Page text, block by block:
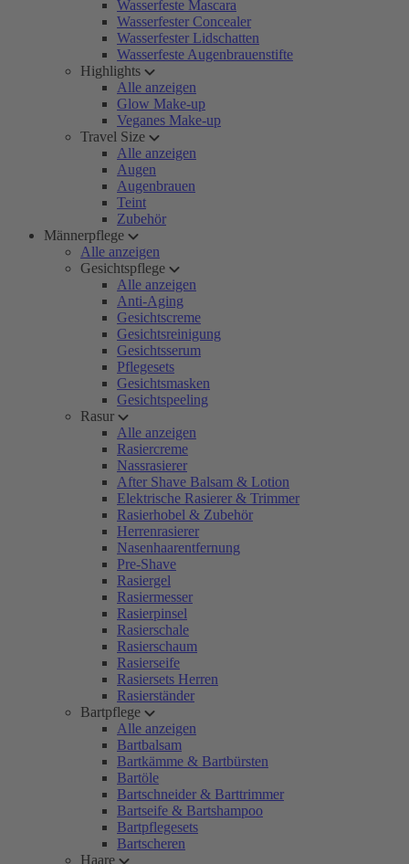
Wasserfeste Mascara
Wasserfester Concealer
Wasserfester Lidschatten
Wasserfeste Augenbrauenstifte
Highlights
Alle anzeigen
Glow Make-up
Veganes Make-up
Travel Size
Alle anzeigen
Augen
Augenbrauen
Teint
Zubehör
Männerpflege
Alle anzeigen
Gesichtspflege
Alle anzeigen
Anti-Aging
Gesichtscreme
Gesichtsreinigung
Gesichtsserum
Pflegesets
Gesichtsmasken
Gesichtspeeling
Rasur
Alle anzeigen
Rasiercreme
Nassrasierer
After Shave Balsam & Lotion
Elektrische Rasierer & Trimmer
Rasierhobel & Zubehör
Herrenrasierer
Nasenhaarentfernung
Pre-Shave
Rasiergel
Rasiermesser
Rasierpinsel
Rasierschale
Rasierschaum
Rasierseife
Rasiersets Herren
Rasierständer
Bartpflege
Alle anzeigen
Bartbalsam
Bartkämme & Bartbürsten
Bartöle
Bartschneider & Barttrimmer
Bartseife & Bartshampoo
Bartpflegesets
Bartscheren
Haare